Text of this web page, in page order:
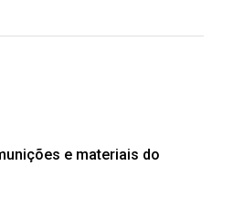
e materiais do